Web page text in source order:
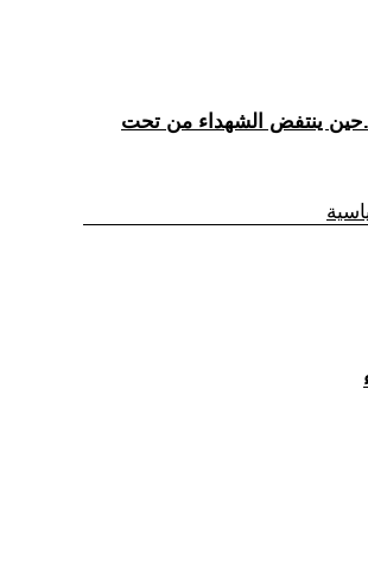
ينتفض الشهداء من تحت